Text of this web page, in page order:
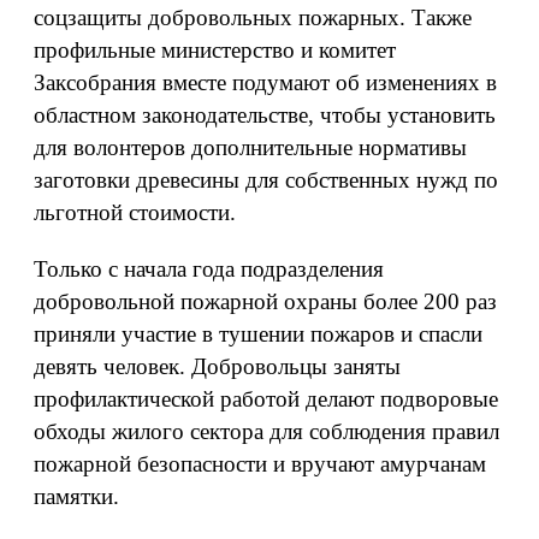
соцзащиты добровольных пожарных. Также
профильные министерство и комитет
Заксобрания вместе подумают об изменениях в
областном законодательстве, чтобы установить
для волонтеров дополнительные нормативы
заготовки древесины для собственных нужд по
льготной стоимости.
Только с начала года подразделения
добровольной пожарной охраны более 200 раз
приняли участие в тушении пожаров и спасли
девять человек. Добровольцы заняты
профилактической работой делают подворовые
обходы жилого сектора для соблюдения правил
пожарной безопасности и вручают амурчанам
памятки.